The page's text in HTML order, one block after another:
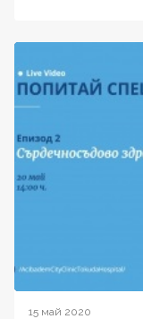
15 май 2020